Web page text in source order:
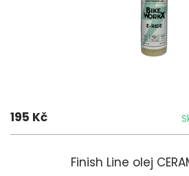
195 Kč
Finish Line olej